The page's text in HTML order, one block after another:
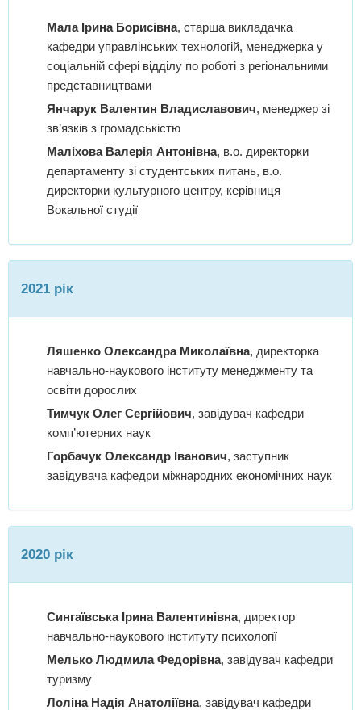
Мала Ірина Борисівна, старша викладачка
кафедри управлінських технологій, менеджерка у
соціальній сфері відділу по роботі з регіональними
представництвами
Янчарук Валентин Владиславович, менеджер зі
зв’язків з громадськістю
Маліхова Валерія Антонівна, в.о. директорки
департаменту зі студентських питань, в.о.
директорки культурного центру, керівниця
Вокальної студії
2021 рік
Ляшенко Олександра Миколаївна, директорка
навчально-наукового інституту менеджменту та
освіти дорослих
Тимчук Олег Сергійович, завідувач кафедри
комп’ютерних наук
Горбачук Олександр Іванович, заступник
завідувача кафедри міжнародних економічних наук
2020 рік
Сингаївська Ірина Валентинівна, директор
навчально-наукового інституту психології
Мелько Людмила Федорівна, завідувач кафедри
туризму
Лоліна Надія Анатоліївна, завідувач кафедри